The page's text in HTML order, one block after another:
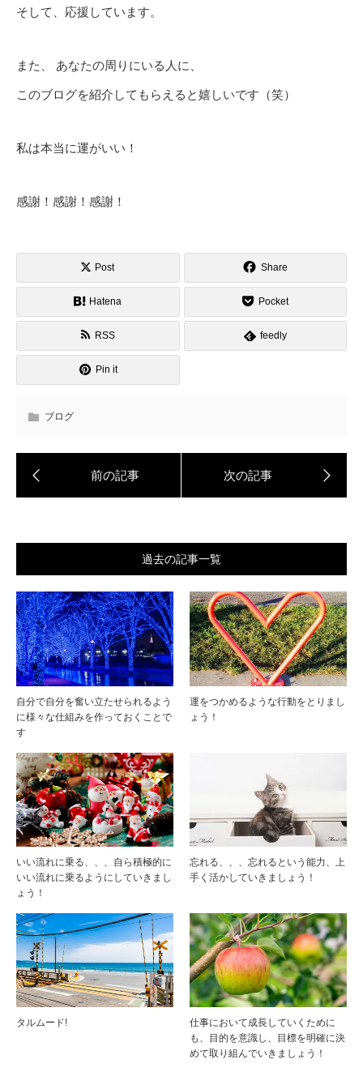
そして、応援しています。
また、 あなたの周りにいる人に、
このブログを紹介してもらえると嬉しいです（笑）
私は本当に運がいい！
感謝！感謝！感謝！
Post Share
Hatena Pocket
RSS feedly
Pin it
ブログ
過去の記事一覧
自分で自分を奮い立たせられるよう
に様々な仕組みを作っておくことで
す
運をつかめるような行動をとりまし
ょう！
いい流れに乗る、、、自ら積極的に
いい流れに乗るようにしていきまし
ょう！
忘れる、、、忘れるという能力、上
手く活かしていきましょう！
タルムード!
仕事において成長していくために
も、目的を意識し、目標を明確に決
めて取り組んでいきましょう！